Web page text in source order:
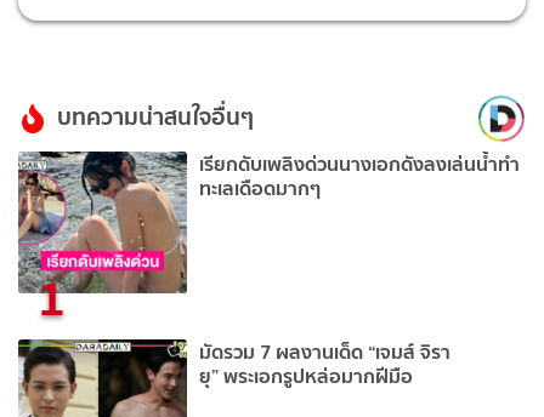
บทความน่าสนใจอื่นๆ
1
เรียกดับเพลิงด่วนนางเอกดังลงเล่นน้ำทำ
ทะเลเดือดมากๆ
มัดรวม 7 ผลงานเด็ด “เจมส์ จิรา
ยุ” พระเอกรูปหล่อมากฝีมือ